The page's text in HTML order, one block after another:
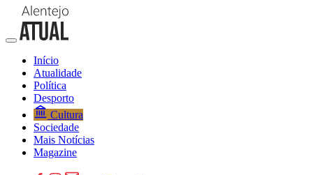
Início
Atualidade
Política
Desporto
Cultura
Sociedade
Mais Notícias
Magazine